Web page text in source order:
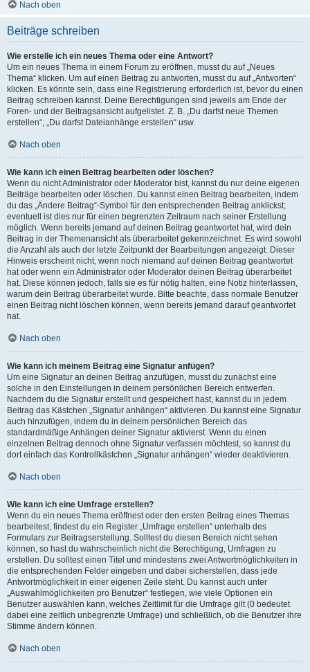
Nach oben
Beiträge schreiben
Wie erstelle ich ein neues Thema oder eine Antwort?
Um ein neues Thema in einem Forum zu eröffnen, musst du auf „Neues
Thema“ klicken. Um auf einen Beitrag zu antworten, musst du auf „Antworten“
klicken. Es könnte sein, dass eine Registrierung erforderlich ist, bevor du einen
Beitrag schreiben kannst. Deine Berechtigungen sind jeweils am Ende der
Foren- und der Beitragsansicht aufgelistet. Z. B. „Du darfst neue Themen
erstellen“, „Du darfst Dateianhänge erstellen“ usw.
Nach oben
Wie kann ich einen Beitrag bearbeiten oder löschen?
Wenn du nicht Administrator oder Moderator bist, kannst du nur deine eigenen
Beiträge bearbeiten oder löschen. Du kannst einen Beitrag bearbeiten, indem
du das „Ändere Beitrag“-Symbol für den entsprechenden Beitrag anklickst;
eventuell ist dies nur für einen begrenzten Zeitraum nach seiner Erstellung
möglich. Wenn bereits jemand auf deinen Beitrag geantwortet hat, wird dein
Beitrag in der Themenansicht als überarbeitet gekennzeichnet. Es wird sowohl
die Anzahl als auch der letzte Zeitpunkt der Bearbeitungen angezeigt. Dieser
Hinweis erscheint nicht, wenn noch niemand auf deinen Beitrag geantwortet
hat oder wenn ein Administrator oder Moderator deinen Beitrag überarbeitet
hat. Diese können jedoch, falls sie es für nötig halten, eine Notiz hinterlassen,
warum dein Beitrag überarbeitet wurde. Bitte beachte, dass normale Benutzer
einen Beitrag nicht löschen können, wenn bereits jemand darauf geantwortet
hat.
Nach oben
Wie kann ich meinem Beitrag eine Signatur anfügen?
Um eine Signatur an deinen Beitrag anzufügen, musst du zunächst eine
solche in den Einstellungen in deinem persönlichen Bereich entwerfen.
Nachdem du die Signatur erstellt und gespeichert hast, kannst du in jedem
Beitrag das Kästchen „Signatur anhängen“ aktivieren. Du kannst eine Signatur
auch hinzufügen, indem du in deinem persönlichen Bereich das
standardmäßige Anhängen deiner Signatur aktivierst. Wenn du einen
einzelnen Beitrag dennoch ohne Signatur verfassen möchtest, so kannst du
dort einfach das Kontrollkästchen „Signatur anhängen“ wieder deaktivieren.
Nach oben
Wie kann ich eine Umfrage erstellen?
Wenn du ein neues Thema eröffnest oder den ersten Beitrag eines Themas
bearbeitest, findest du ein Register „Umfrage erstellen“ unterhalb des
Formulars zur Beitragserstellung. Solltest du diesen Bereich nicht sehen
können, so hast du wahrscheinlich nicht die Berechtigung, Umfragen zu
erstellen. Du solltest einen Titel und mindestens zwei Antwortmöglichkeiten in
die entsprechenden Felder eingeben und dabei sicherstellen, dass jede
Antwortmöglichkeit in einer eigenen Zeile steht. Du kannst auch unter
„Auswahlmöglichkeiten pro Benutzer“ festlegen, wie viele Optionen ein
Benutzer auswählen kann, welches Zeitlimit für die Umfrage gilt (0 bedeutet
dabei eine zeitlich unbegrenzte Umfrage) und schließlich, ob die Benutzer ihre
Stimme ändern können.
Nach oben